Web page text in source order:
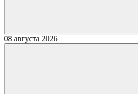
08 августа 2026